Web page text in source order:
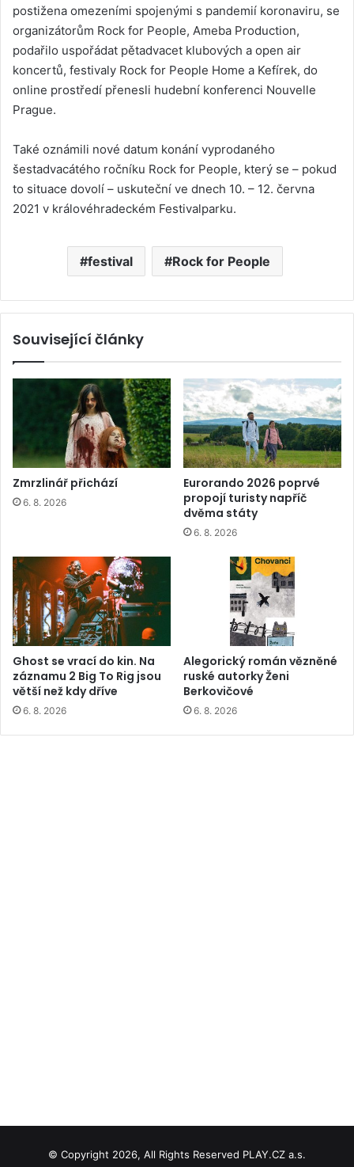
postižena omezeními spojenými s pandemií koronaviru, se
organizátorům Rock for People, Ameba Production,
podařilo uspořádat pětadvacet klubových a open air
koncertů, festivaly Rock for People Home a Kefírek, do
online prostředí přenesli hudební konferenci Nouvelle
Prague.
Také oznámili nové datum konání vyprodaného
šestadvacátého ročníku Rock for People, který se – pokud
to situace dovolí – uskuteční ve dnech 10. – 12. června
2021 v královéhradeckém Festivalparku.
festival Rock for People
Související články
Zmrzlinář přichází
6. 8. 2026
Eurorando 2026 poprvé
propojí turisty napříč
dvěma státy
6. 8. 2026
Ghost se vrací do kin. Na
záznamu 2 Big To Rig jsou
větší než kdy dříve
6. 8. 2026
Alegorický román vězněné
ruské autorky Ženi
Berkovičové
6. 8. 2026
© Copyright 2026, All Rights Reserved PLAY.CZ a.s.